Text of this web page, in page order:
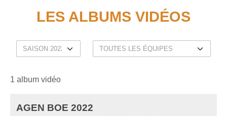
LES ALBUMS VIDÉOS
1 album vidéo
AGEN BOE 2022